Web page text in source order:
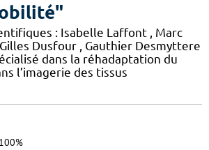
: Isabelle Laffont , Marc
Dusfour , Gauthier Desmyttere
dans la réhadaptation du
l’imagerie des tissus
100%